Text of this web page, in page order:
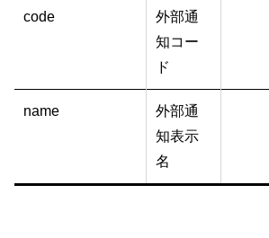
code
外部通
知コー
ド
name
外部通
知表示
名